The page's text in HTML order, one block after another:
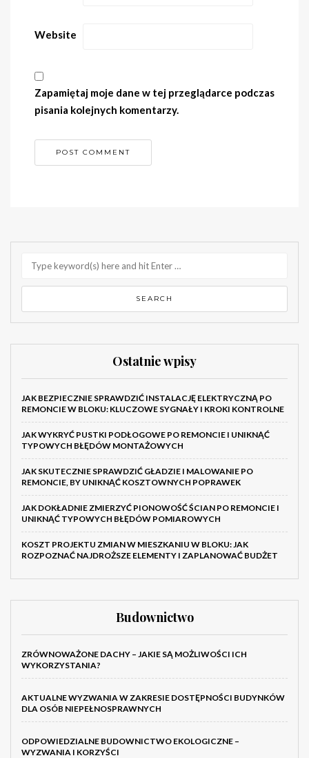
Website
Zapamiętaj moje dane w tej przeglądarce podczas
pisania kolejnych komentarzy.
Ostatnie wpisy
JAK BEZPIECZNIE SPRAWDZIĆ INSTALACJĘ ELEKTRYCZNĄ PO
REMONCIE W BLOKU: KLUCZOWE SYGNAŁY I KROKI KONTROLNE
JAK WYKRYĆ PUSTKI PODŁOGOWE PO REMONCIE I UNIKNĄĆ
TYPOWYCH BŁĘDÓW MONTAŻOWYCH
JAK SKUTECZNIE SPRAWDZIĆ GŁADZIE I MALOWANIE PO
REMONCIE, BY UNIKNĄĆ KOSZTOWNYCH POPRAWEK
JAK DOKŁADNIE ZMIERZYĆ PIONOWOŚĆ ŚCIAN PO REMONCIE I
UNIKNĄĆ TYPOWYCH BŁĘDÓW POMIAROWYCH
KOSZT PROJEKTU ZMIAN W MIESZKANIU W BLOKU: JAK
ROZPOZNAĆ NAJDROŻSZE ELEMENTY I ZAPLANOWAĆ BUDŻET
Budownictwo
ZRÓWNOWAŻONE DACHY – JAKIE SĄ MOŻLIWOŚCI ICH
WYKORZYSTANIA?
AKTUALNE WYZWANIA W ZAKRESIE DOSTĘPNOŚCI BUDYNKÓW
DLA OSÓB NIEPEŁNOSPRAWNYCH
ODPOWIEDZIALNE BUDOWNICTWO EKOLOGICZNE –
WYZWANIA I KORZYŚCI